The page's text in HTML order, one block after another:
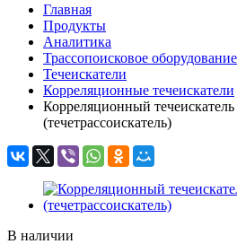
Главная
Продукты
Аналитика
Трассопоисковое оборудование
Течеискатели
Корреляционные течеискатели
Корреляционный
(течетрассоискатель)
В наличии